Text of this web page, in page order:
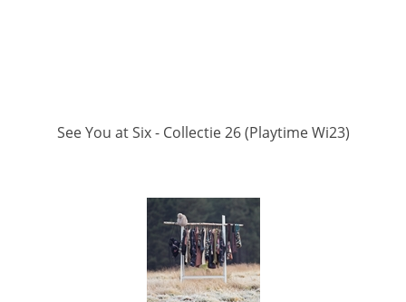
See You at Six - Collectie 26 (Playtime Wi23)